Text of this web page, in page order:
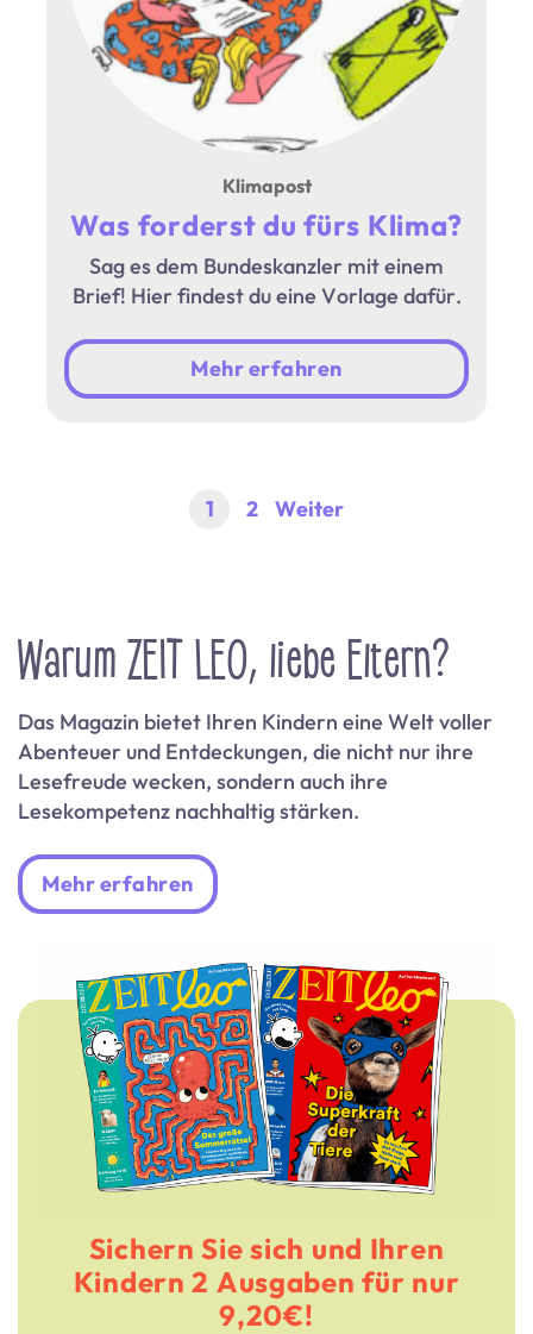
Klimapost
Was forderst du fürs Klima?
Sag es dem Bundeskanzler mit einem
Brief! Hier findest du eine Vorlage dafür.
Mehr erfahren
1 2 Weiter
Warum ZEIT LEO, liebe Eltern?
Das Magazin bietet Ihren Kindern eine Welt voller
Abenteuer und Entdeckungen, die nicht nur ihre
Lesefreude wecken, sondern auch ihre
Lesekompetenz nachhaltig stärken.
Mehr erfahren
Sichern Sie sich und Ihren
Kindern 2 Ausgaben für nur
9,20€!